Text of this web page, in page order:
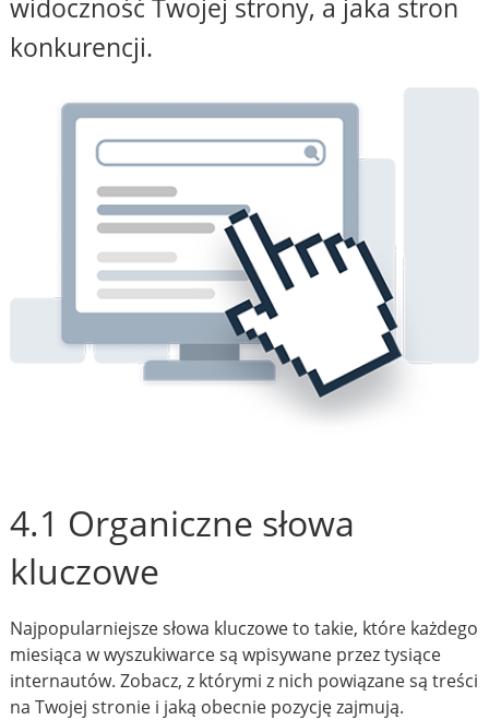
widoczność Twojej strony, a jaka stron
konkurencji.
4.1 Organiczne słowa
kluczowe
Najpopularniejsze słowa kluczowe to takie, które każdego
miesiąca w wyszukiwarce są wpisywane przez tysiące
internautów. Zobacz, z którymi z nich powiązane są treści
na Twojej stronie i jaką obecnie pozycję zajmują.